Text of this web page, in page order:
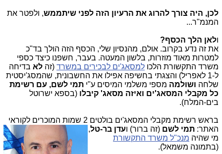
לכן, היה צורך להרוג את הרעיון הזה לפני שיתממש, ולפטר את
המנמ"ר...
ולאן הלך הכסף?
את זה נדע בקרוב. אולם, מהנסיון שלי, הכסף הזה הולך בד"כ
למטרות מאוד מוזרות, בלשון המעטה. בעבר, חשפנו כיצד כספי
משרד התקשורת הלכו למסאג'ים לבכירים במשרד (זה לא בדיחה
ל-1 לאפריל) והצגתי בחשיפה אפילו את החשבונית, שהמסג'יסטית
שלחה ושולמה מספי משלמי המיסים ע"י תמי לשם, עם רשימת
כל מקבלי המסאג'ים ואיזה מסאג' קיבלו (בספא ישרוטל
בים-המלח).
בראש רשימת מקבלי המסאג'ים בולטים 2 שמות המ
וכרים לקוראי
האתר: תמי לשם (זה ברור) ועדן בר-טל,
מי שהיה מנכ"ל משרד התקשורת
(בתמונה משמאל).